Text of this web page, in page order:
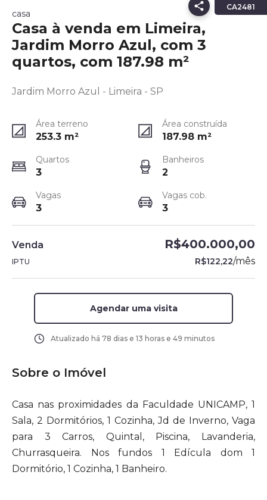
CA2481
casa
Casa à venda em Limeira,
Jardim Morro Azul, com 3
quartos, com 187.98 m²
Jardim Morro Azul - Limeira - SP
Área terreno
253.3 m²
Área construída
187.98 m²
Quartos
3
Banheiros
2
Vagas
3
Vagas cob.
3
Venda R$400.000,00
IPTU R$122,22/mês
Agendar uma visita
Atualizado há 78 dias e 13 horas e 49 minutos
Sobre o Imóvel
Casa nas proximidades da Faculdade UNICAMP, 1
Sala, 2 Dormitórios, 1 Cozinha, Jd de Inverno, Vaga
para 3 Carros, Quintal, Piscina, Lavanderia,
Churrasqueira. Nos fundos 1 Edícula dom 1
Dormitório, 1 Cozinha, 1 Banheiro.